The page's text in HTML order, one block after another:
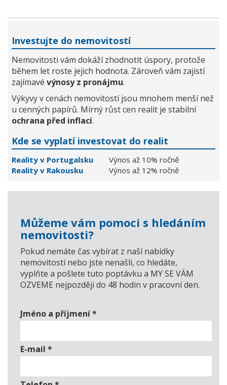
Investujte do nemovitostí
Nemovitosti vám dokáží zhodnotit úspory, protože
během let roste jejich hodnota. Zároveň vám zajistí
zajímavé výnosy z pronájmu.
Výkyvy v cenách nemovitostí jsou mnohem menší než
u cenných papírů. Mírný růst cen realit je stabilní
ochrana před inflací.
Kde se vyplatí investovat do realit
Reality v Portugalsku
Výnos až 10% ročně
Reality v Rakousku
Výnos až 12% ročně
Můžeme vám pomoci s hledáním
nemovitosti?
Pokud nemáte čas vybírat z naší nabídky
nemovitostí nebo jste nenašli, co hledáte,
vyplňte a pošlete tuto poptávku a MY SE VÁM
OZVEME nejpozději do 48 hodin v pracovní den.
Jméno a příjmení*
E-mail *